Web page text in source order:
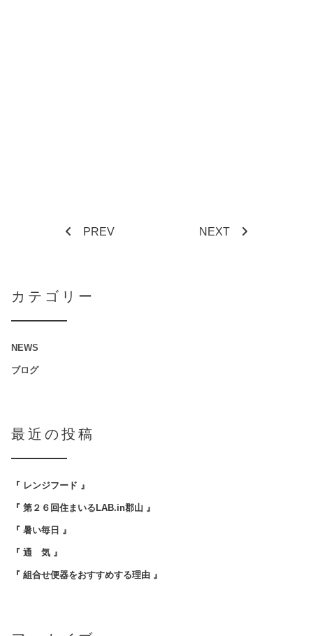
PREV NEXT
カテゴリー
NEWS
ブログ
最近の投稿
『 レンジフード 』
『 第２６回住まいるLAB.in郡山 』
『 暑い毎日 』
『 通 気 』
『 組合せ便器をおすすめする理由 』